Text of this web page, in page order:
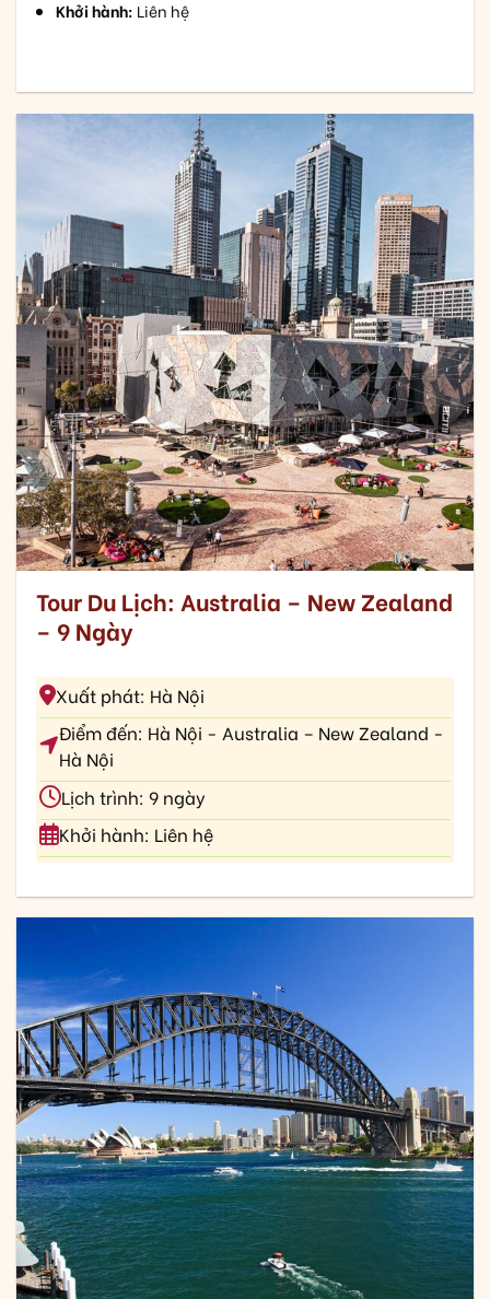
Khởi hành: Liên hệ
Tour Du Lịch: Australia – New Zealand
– 9 Ngày
Xuất phát: Hà Nội
Điểm đến: Hà Nội - Australia – New Zealand -
Hà Nội
Lịch trình: 9 ngày
Khởi hành: Liên hệ